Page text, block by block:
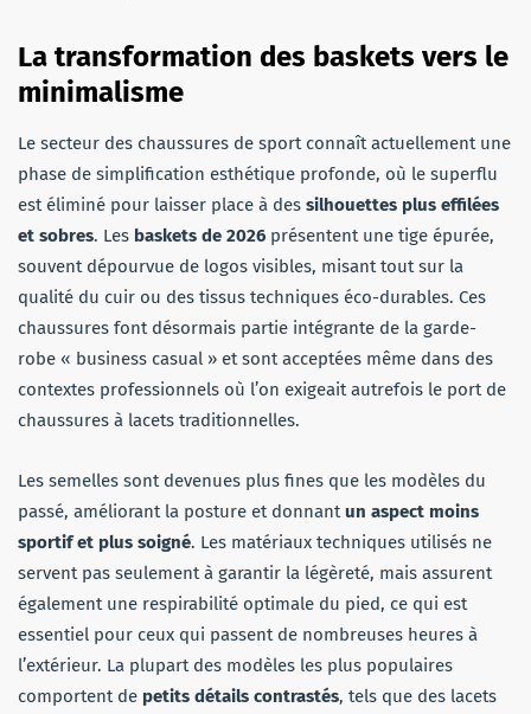
La transformation des baskets vers le
minimalisme
Le secteur des chaussures de sport connaît actuellement une
phase de simplification esthétique profonde, où le superflu
est éliminé pour laisser place à des silhouettes plus effilées
et sobres. Les baskets de 2026 présentent une tige épurée,
souvent dépourvue de logos visibles, misant tout sur la
qualité du cuir ou des tissus techniques éco-durables. Ces
chaussures font désormais partie intégrante de la garde-
robe « business casual » et sont acceptées même dans des
contextes professionnels où l’on exigeait autrefois le port de
chaussures à lacets traditionnelles.
Les semelles sont devenues plus fines que les modèles du
passé, améliorant la posture et donnant un aspect moins
sportif et plus soigné. Les matériaux techniques utilisés ne
servent pas seulement à garantir la légèreté, mais assurent
également une respirabilité optimale du pied, ce qui est
essentiel pour ceux qui passent de nombreuses heures à
l’extérieur. La plupart des modèles les plus populaires
comportent de petits détails contrastés, tels que des lacets